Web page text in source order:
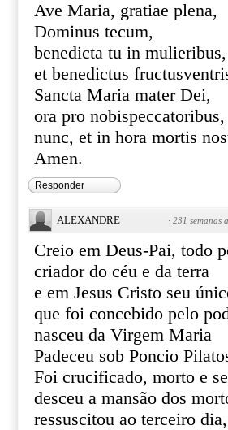
Ave Maria, gratiae plena,
Dominus tecum,
benedicta tu in mulieribus,
et benedictus
Sancta Maria mater Dei,
ora pro nobispeccatoribus,
nunc, et in hora mortis
Amen.
Responder
ALEXANDRE · 231 semanas
Creio em Deus-Pai, todo
criador do céu e da terra
e em Jesus Cristo seu
que foi concebido pelo
nasceu da Virgem Maria
Padeceu sob Poncio
Foi crucificado, morto e
desceu a mansão dos
ressuscitou ao terceiro